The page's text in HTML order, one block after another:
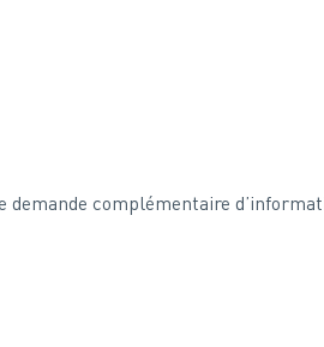
demande complémentaire